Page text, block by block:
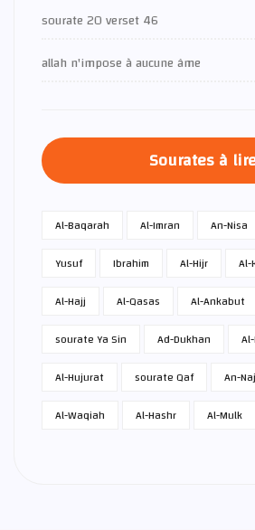
sourate 20 verset 46
allah n'impose à aucune âme
Sourates à
Al-Baqarah Al-Imran An-Nisa
Yusuf
Ibrahim Al-Hijr Al-
Al-Hajj
Al-Qasas Al-Ankabut
sourate Ya Sin
Ad-Dukhan
Al-Hujurat
sourate Qaf An-
Al-Waqiah
Al-Hashr Al-Mulk